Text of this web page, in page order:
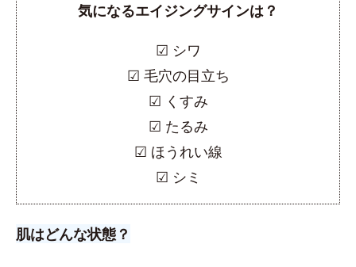
気になるエイジングサインは？
☑︎ シワ
☑︎ 毛穴の目立ち
☑︎ くすみ
☑︎ たるみ
☑︎ ほうれい線
☑︎ シミ
肌はどんな状態？